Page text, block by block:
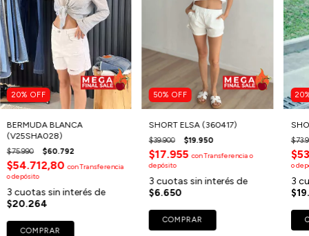
20% OFF
BERMUDA BLANCA
(V25SHA028)
$75.990 $60.792
$54.712,80conTransferencia
o depósito
3 cuotas sin interés de
$20.264
COMPRAR
50% OFF
SHORT ELSA (360417)
$39.900 $19.950
$17.955conTransferencia o
depósito
3 cuotas sin interés de
$6.650
COMPRAR
20
o
3